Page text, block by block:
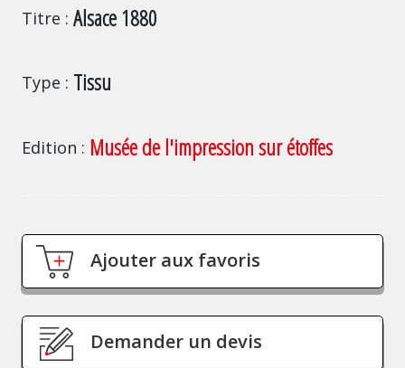
Titre Alsace 1880
Type Tissu
Edition Musée de l'impression sur étoffes
Ajouter aux favoris
Demander un devis